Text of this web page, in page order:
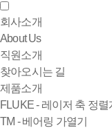
회사소개
About Us
직원소개
찾아오시는 길
제품소개
FLUKE - 레이저 축 정
TM - 베어링 가열기